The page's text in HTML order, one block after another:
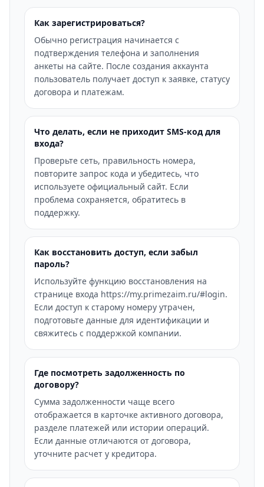
Как зарегистрироваться?
Обычно регистрация начинается с
подтверждения телефона и заполнения
анкеты на сайте. После создания аккаунта
пользователь получает доступ к заявке, статусу
договора и платежам.
Что делать, если не приходит SMS-код для
входа?
Проверьте сеть, правильность номера,
повторите запрос кода и убедитесь, что
используете официальный сайт. Если
проблема сохраняется, обратитесь в
поддержку.
Как восстановить доступ, если забыл
пароль?
Используйте функцию восстановления на
странице входа https://my.primezaim.ru/#login.
Если доступ к старому номеру утрачен,
подготовьте данные для идентификации и
свяжитесь с поддержкой компании.
Где посмотреть задолженность по
договору?
Сумма задолженности чаще всего
отображается в карточке активного договора,
разделе платежей или истории операций.
Если данные отличаются от договора,
уточните расчет у кредитора.